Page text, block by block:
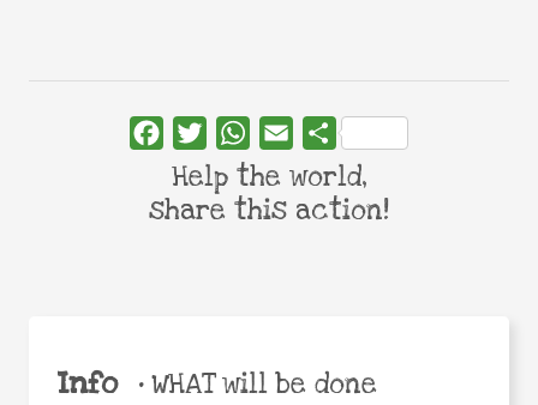
Info •WHAT will be done
FacebookTwitterWhatsApp
Email Share
Help the world,
share this action!